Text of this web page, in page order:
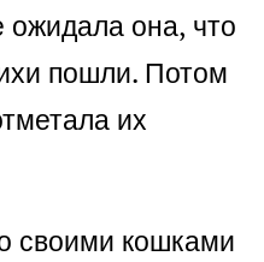
она, что
пошли. Потом
их
своими кошками